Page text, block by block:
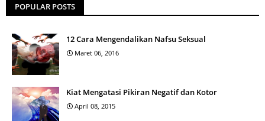
POPULAR POSTS
12 Cara Mengendalikan Nafsu Seksual
Maret 06, 2016
Kiat Mengatasi Pikiran Negatif dan Kotor
April 08, 2015